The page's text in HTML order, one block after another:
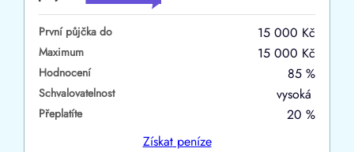
ano
ne
Po insolvenci
ano
ne
První půjčka do 15 000 Kč
Maximum 15 000 Kč
Hodnocení 85 %
Schvalovatelnost vysoká
Přeplatíte
20 %
Získatpeníze